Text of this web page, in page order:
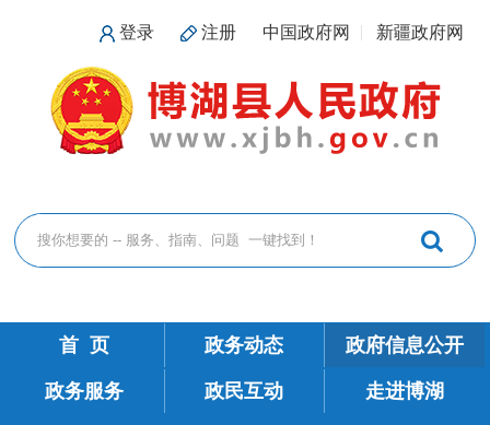
登录 注册 中国政府网 新疆政府网
首 页 政务动态 政府信息公开
政务服务 政民互动 走进博湖